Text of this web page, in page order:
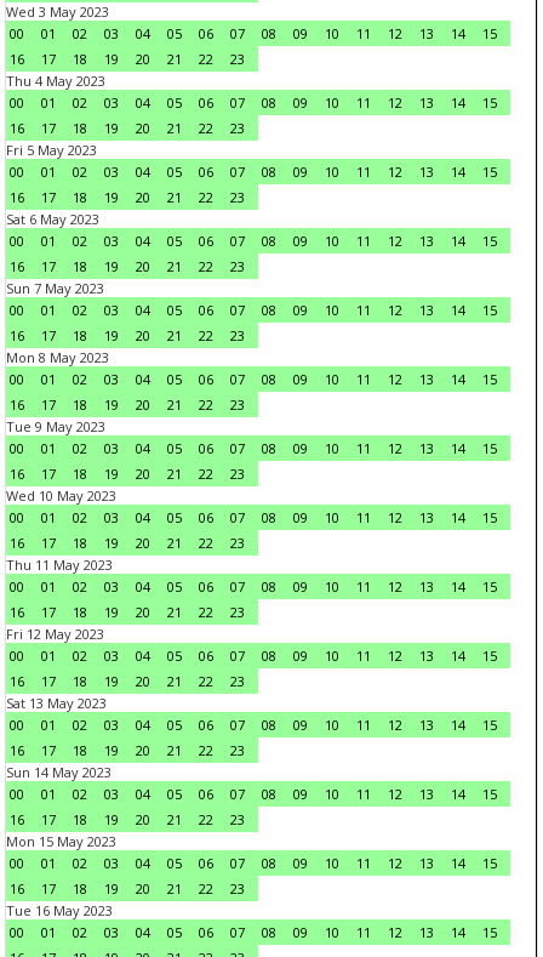
Wed 3 May 2023
00
01 02 03 04 05 06 07 08 09 10 11 12 13 14
15
16
17 18 19 20 21 22
23
Thu 4 May 2023
00
01 02 03 04 05 06 07 08 09 10 11 12 13 14
15
16
17 18 19 20 21 22
23
Fri 5 May 2023
00
01 02 03 04 05 06 07 08 09 10 11 12 13 14
15
16
17 18 19 20 21 22
23
Sat 6 May 2023
00
01 02 03 04 05 06 07 08 09 10 11 12 13 14
15
16
17 18 19 20 21 22
23
Sun 7 May 2023
00
01 02 03 04 05 06 07 08 09 10 11 12 13 14
15
16
17 18 19 20 21 22
23
Mon 8 May 2023
00
01 02 03 04 05 06 07 08 09 10 11 12 13 14
15
16
17 18 19 20 21 22
23
Tue 9 May 2023
00
01 02 03 04 05 06 07 08 09 10 11 12 13 14
15
16
17 18 19 20 21 22
23
Wed 10 May 2023
00
01 02 03 04 05 06 07 08 09 10 11 12 13 14
15
16
17 18 19 20 21 22
23
Thu 11 May 2023
00
01 02 03 04 05 06 07 08 09 10 11 12 13 14
15
16
17 18 19 20 21 22
23
Fri 12 May 2023
00
01 02 03 04 05 06 07 08 09 10 11 12 13 14
15
16
17 18 19 20 21 22
23
Sat 13 May 2023
00
01 02 03 04 05 06 07 08 09 10 11 12 13 14
15
16
17 18 19 20 21 22
23
Sun 14 May 2023
00
01 02 03 04 05 06 07 08 09 10 11 12 13 14
15
16
17 18 19 20 21 22
23
Mon 15 May 2023
00
01 02 03 04 05 06 07 08 09 10 11 12 13 14
15
16
17 18 19 20 21 22
23
Tue 16 May 2023
00
01 02 03 04 05 06 07 08 09 10 11 12 13 14
15